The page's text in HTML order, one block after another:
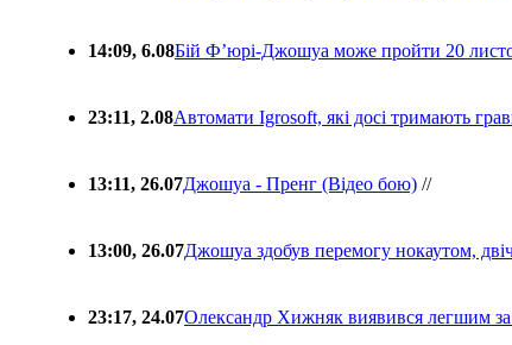
14:09, 6.08Бій Ф’юрі-Джошуа може пройти 20
23:11, 2.08Автомати Igrosoft, які досі тримають
13:11, 26.07Джошуа - Пренг (Відео бою) //
13:00, 26.07Джошуа здобув перемогу нокаутом,
23:17, 24.07Олександр Хижняк виявився легшим